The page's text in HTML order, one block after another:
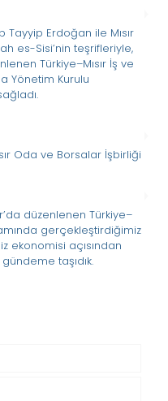
Tayyip Erdoğan ile Mısır
es-Sisi’nin teşrifleriyle,
Türkiye–Mısır İş ve
Yönetim Kurulu
Oda ve Borsalar İşbirliği
düzenlenen Türkiye–
gerçekleştirdiğimiz
ekonomisi açısından
taşıdık.